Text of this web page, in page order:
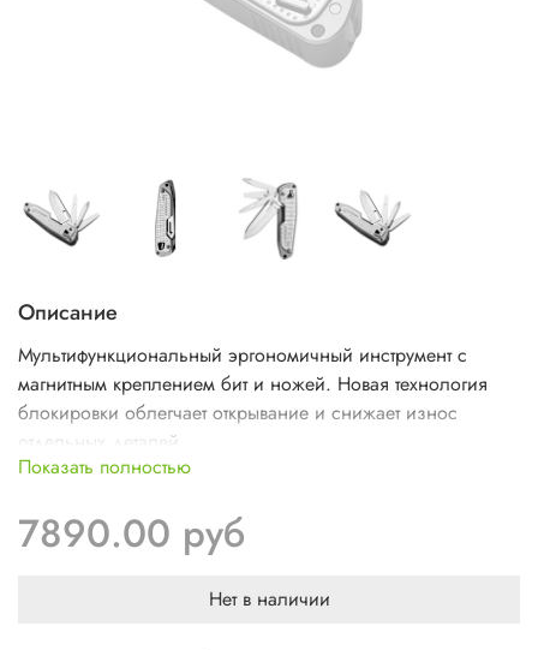
Описание
Мультифункциональный эргономичный инструмент с
магнитным креплением бит и ножей. Новая технология
блокировки облегчает открывание и снижает износ
отдельных деталей.
Показать полностью
7890.00 руб
Нет в наличии